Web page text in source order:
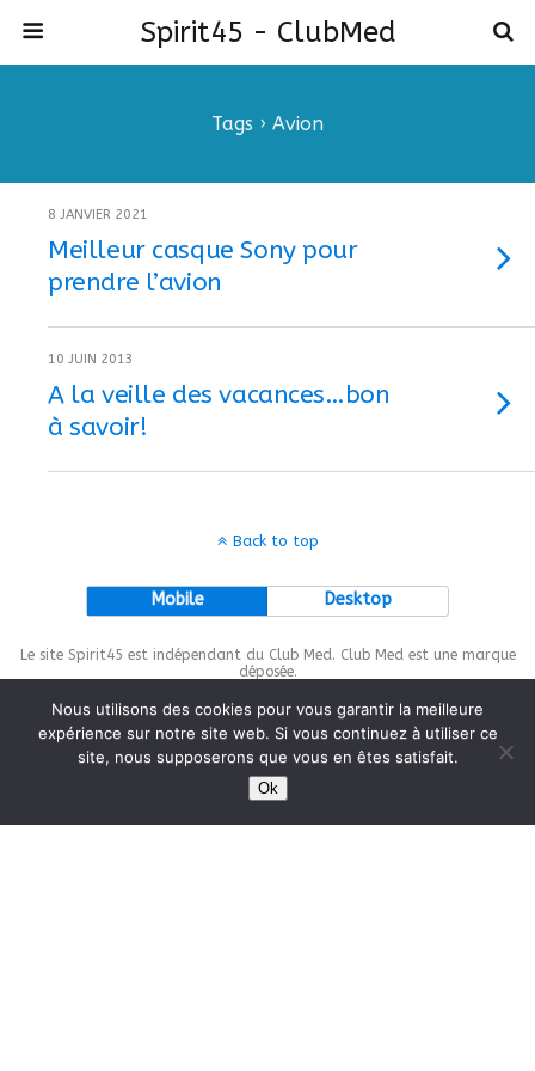
Spirit45 - ClubMed
Tags › Avion
8 JANVIER 2021
Meilleur casque Sony pour
prendre l’avion
10 JUIN 2013
A la veille des vacances…bon
à savoir!
Back to top
Mobile Desktop
Le site Spirit45 est indépendant du Club Med. Club Med est une marque
déposée.
This site is protected bywp-copyrightpro.com
Nous utilisons des cookies pour vous garantir la meilleure
expérience sur notre site web. Si vous continuez à utiliser ce
site, nous supposerons que vous en êtes satisfait.
Ok